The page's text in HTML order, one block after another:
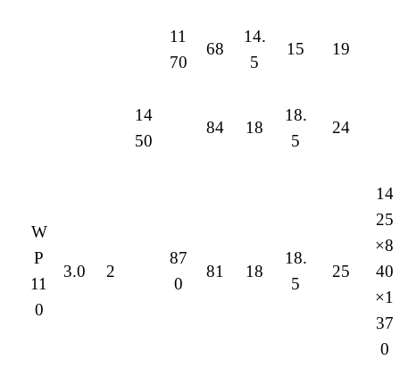
11
70
68
14.
5
15 19
14
50
84 18
18.
5
24
W
P
11
0
3.0 2
87
0
81 18
18.
5
25
14
25
×8
40
×1
37
0